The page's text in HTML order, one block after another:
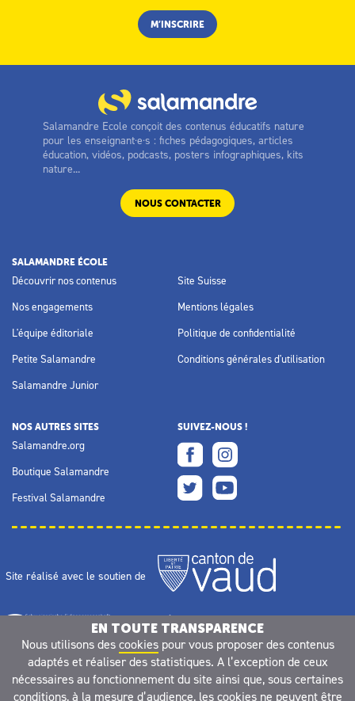
Salamandre Ecole conçoit des contenus éducatifs nature
pour les enseignant·e·s : fiches pédagogiques, articles
éducation, vidéos, podcasts, posters infographiques, kits
nature...
NOUS CONTACTER
SALAMANDRE ÉCOLE
Découvrir nos contenus
Nos engagements
L'équipe éditoriale
Petite Salamandre
Salamandre Junior
Site Suisse
Mentions légales
Politique de confidentialité
Conditions générales d'utilisation
NOS AUTRES SITES
Salamandre.org
Boutique Salamandre
Festival Salamandre
SUIVEZ-NOUS !
Site réalisé avec le soutien de
EN TOUTE TRANSPARENCE
Nous utilisons des cookiespour vous proposer des contenus
adaptés et réaliser des statistiques. A l’exception de ceux
nécessaires au fonctionnement du site ainsi que, sous certaines
conditions, à la mesure d’audience, les cookies ne peuvent être